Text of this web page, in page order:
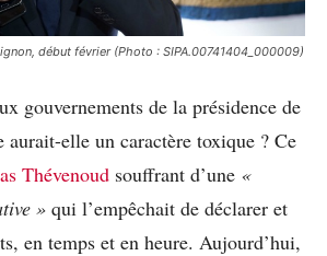
début février (Photo : SIPA.00741404_000009)
gouvernements de la présidence de
aurait-elle un caractère toxique ? Ce
Thévenoud souffrant d’une «
» qui l’empêchait de déclarer et
en temps et en heure. Aujourd’hui,